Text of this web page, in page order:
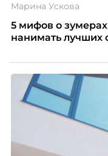
Марина Ускова
5 мифов о
нанимать лучших